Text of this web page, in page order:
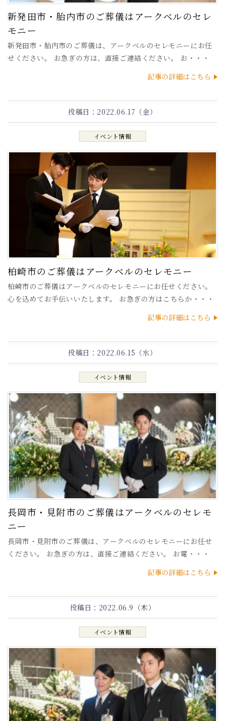
新発田市・胎内市のご葬儀はアークベルのセレ
モニー
新発田市・胎内市のご葬儀は、アークベルのセレモニーにお任
せください。 お急ぎの方は、直接ご連絡ください。 お・・・
記事の詳細はこちら
イベント情報
投稿日： 2022.06.17（金）
柏崎市のご葬儀はアークベルのセレモニー
柏崎市のご葬儀はアークベルのセレモニーにお任せください。
心を込めてお手伝いいたします。 お急ぎの方はこちらか・・・
記事の詳細はこちら
イベント情報
投稿日： 2022.06.15（水）
長岡市・見附市のご葬儀はアークベルのセレモ
ニー
長岡市・見附市のご葬儀は、アークベルのセレモニーにお任せ
ください。 お急ぎの方は、直接ご連絡ください。 お電・・・
記事の詳細はこちら
イベント情報
投稿日： 2022.06.9（木）